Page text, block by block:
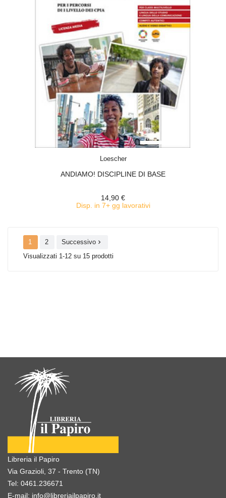
Loescher
ANDIAMO! DISCIPLINE DI BASE
14,90 €
Disp. in 7+ gg lavorativi
1 2 Successivo 
Visualizzati 1-12 su 15 prodotti
Libreria il Papiro
Via Grazioli, 37 - Trento (TN)
Tel: 0461.236671
E-mail: info@libreriailpapiro.it